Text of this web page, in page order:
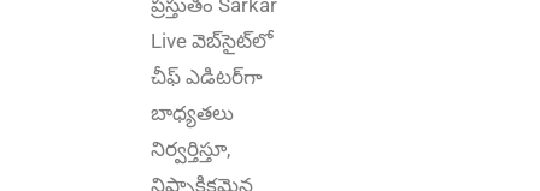
Live వెబ్‌సైట్‌లో
చీఫ్ ఎడిటర్‌గా
బాధ్యతలు
నిర్వర్తిస్తూ,
నిష్పాక్షికమైన